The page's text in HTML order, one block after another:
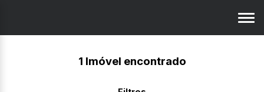
1 Imóvel encontrado